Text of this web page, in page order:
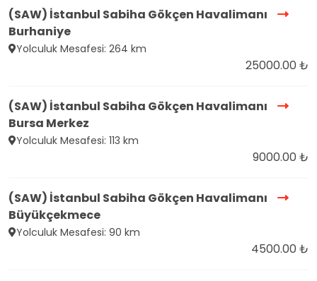
(SAW) İstanbul Sabiha Gökçen Havalimanı
Burhaniye
Yolculuk Mesafesi: 264 km
25000.00 ₺
(SAW) İstanbul Sabiha Gökçen Havalimanı
Bursa Merkez
Yolculuk Mesafesi: 113 km
9000.00 ₺
(SAW) İstanbul Sabiha Gökçen Havalimanı
Büyükçekmece
Yolculuk Mesafesi: 90 km
4500.00 ₺